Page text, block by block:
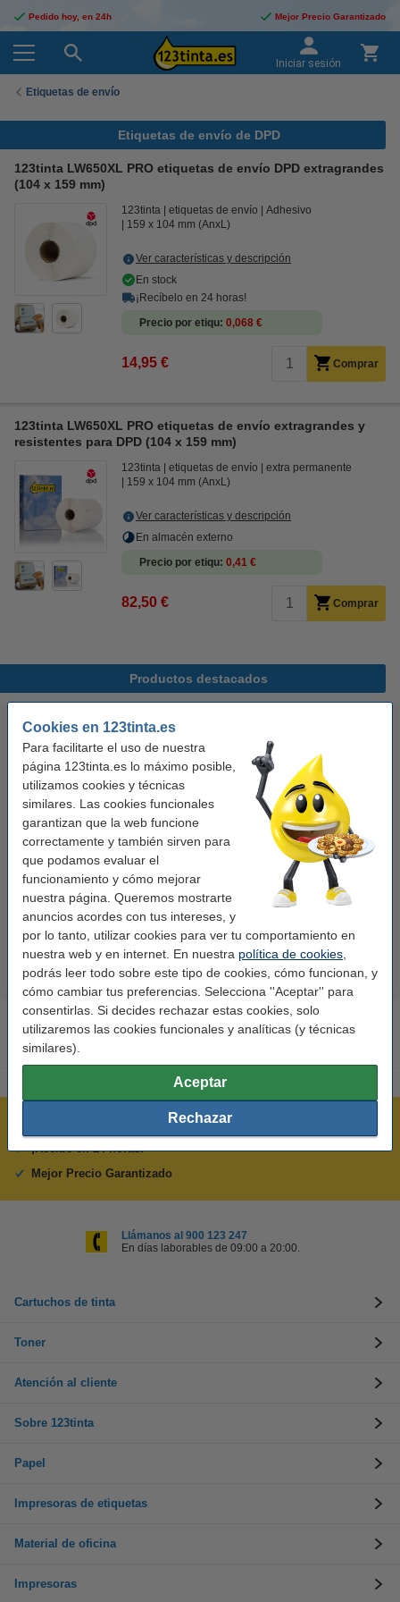
Cookies en 123tinta.es
Para facilitarte el uso de nuestra
página 123tinta.es lo máximo posible,
utilizamos cookies y técnicas
similares. Las cookies funcionales
garantizan que la web funcione
correctamente y también sirven para
que podamos evaluar el
funcionamiento y cómo mejorar
nuestra página. Queremos mostrarte
anuncios acordes con tus intereses, y
por lo tanto, utilizar cookies para ver tu comportamiento en
nuestra web y en internet. En nuestra política de cookies
podrás leer todo sobre este tipo de cookies, cómo funcionan, y
cómo cambiar tus preferencias. Selecciona ''Aceptar'' para
consentirlas. Si decides rechazar estas cookies, solo
utilizaremos las cookies funcionales y analíticas (y técnicas
similares).
Aceptar
Rechazar
Pedido hoy, en 24h Mejor Precio Garantizado
Iniciar sesión
Etiquetas de envío
Etiquetas de envío de DPD
123tinta LW650XL PRO etiquetas de envío DPD extragrandes
(104 x 159 mm)
123tinta etiquetas de envío
Adhesivo
159 x 104 mm (AnxL)
Ver características y descripción
En stock
¡Recíbelo en 24 horas!
Precio por etiqu 0,068 €
14,95 € Comprar
123tinta LW650XL PRO etiquetas de envío extragrandes y
resistentes para DPD (104 x 159 mm)
123tinta etiquetas de envío
extra permanente
159 x 104 mm (AnxL)
Ver características y descripción
En almacén externo
Precio por etiqu 0,41 €
82,50 € Comprar
Productos destacados
123tinta Papel fotográfico
Premium Glossy brillo alto | 10 x
15 cm | 260g | 100 hojas
10,50 € Incl. 21% IVA
123tinta Pilas Alcalinas Xtreme
Power AA - LR06 - MN1500 - 24
unidades
14,50 €
¡Recibe en 24 horas!
Mejor Precio Garantizado
Llámanos al 900 123 247
En días laborables de 09:00 a 20:00.
Cartuchos de tinta
Toner
Atención al cliente
Sobre 123tinta
Papel
Impresoras de etiquetas
Material de oficina
Impresoras